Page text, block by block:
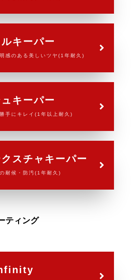
キーパー
感のある美しいツヤ(1年耐久)
キーパー
手にキレイ(1年以上耐久)
スチャキーパー
耐候・防汚(1年耐久)
ティング